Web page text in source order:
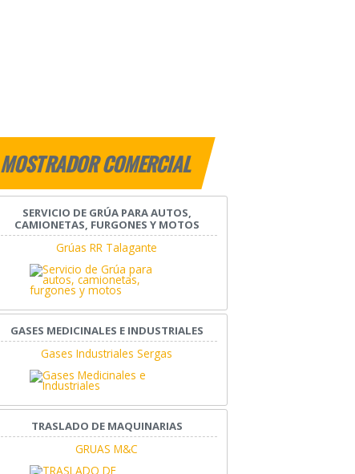
MOSTRADOR COMERCIAL
SERVICIO DE GRÚA PARA AUTOS,
CAMIONETAS, FURGONES Y MOTOS
Grúas RR Talagante
GASES MEDICINALES E INDUSTRIALES
Gases Industriales Sergas
TRASLADO DE MAQUINARIAS
GRUAS M&C